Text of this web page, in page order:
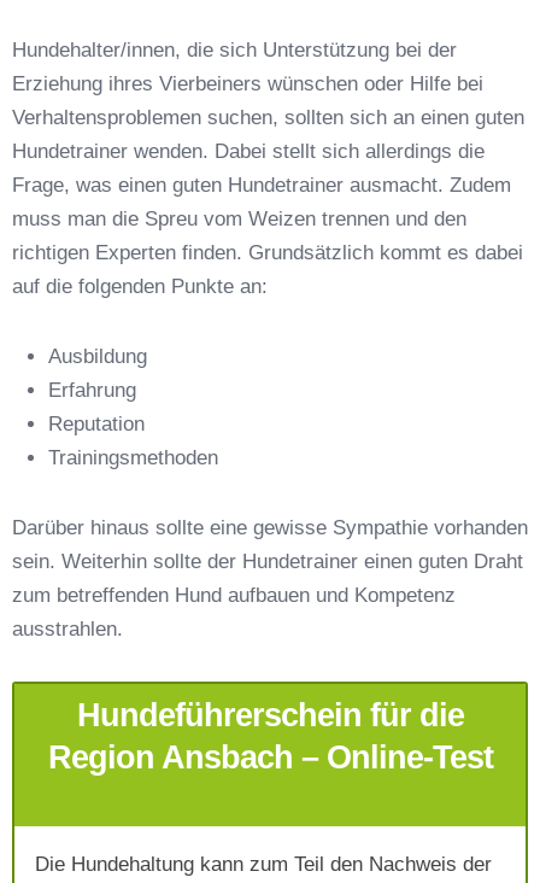
Anschrift
E-Mail-Adresse
Telefonnummer*
Mit Absenden der Daten akzeptiere ich die
Hundehalter/innen, die sich Unterstützung bei der
Erziehung ihres Vierbeiners wünschen oder Hilfe bei
Verhaltensproblemen suchen, sollten sich an einen guten
Hundetrainer wenden. Dabei stellt sich allerdings die
Frage, was einen guten Hundetrainer ausmacht. Zudem
muss man die Spreu vom Weizen trennen und den
richtigen Experten finden. Grundsätzlich kommt es dabei
auf die folgenden Punkte an:
Ausbildung
Erfahrung
Reputation
Trainingsmethoden
Darüber hinaus sollte eine gewisse Sympathie vorhanden
sein. Weiterhin sollte der Hundetrainer einen guten Draht
zum betreffenden Hund aufbauen und Kompetenz
ausstrahlen.
Hundeführerschein für die
Region Ansbach – Online-Test
Die Hundehaltung kann zum Teil den Nachweis der